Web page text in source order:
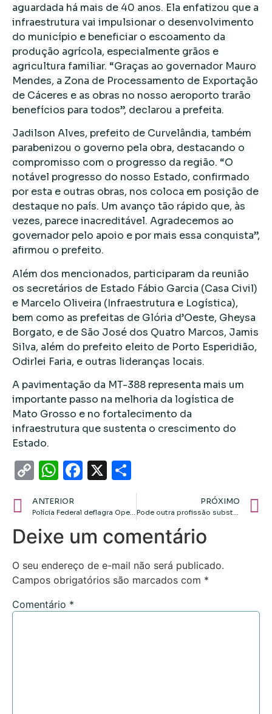
aguardada há mais de 40 anos. Ela enfatizou que a
infraestrutura vai impulsionar o desenvolvimento
do município e beneficiar o escoamento da
produção agrícola, especialmente grãos e
agricultura familiar. “Graças ao governador Mauro
Mendes, a Zona de Processamento de Exportação
de Cáceres e as obras no nosso aeroporto trarão
benefícios para todos”, declarou a prefeita.
Jadilson Alves, prefeito de Curvelândia, também
parabenizou o governo pela obra, destacando o
compromisso com o progresso da região. “O
notável progresso do nosso Estado, confirmado
por esta e outras obras, nos coloca em posição de
destaque no país. Um avanço tão rápido que, às
vezes, parece inacreditável. Agradecemos ao
governador pelo apoio e por mais essa conquista”,
afirmou o prefeito.
Além dos mencionados, participaram da reunião
os secretários de Estado Fábio Garcia (Casa Civil)
e Marcelo Oliveira (Infraestrutura e Logística),
bem como as prefeitas de Glória d’Oeste, Gheysa
Borgato, e de São José dos Quatro Marcos, Jamis
Silva, além do prefeito eleito de Porto Esperidião,
Odirlei Faria, e outras lideranças locais.
A pavimentação da MT-388 representa mais um
importante passo na melhoria da logística de
Mato Grosso e no fortalecimento da
infraestrutura que sustenta o crescimento do
Estado.
CopyWhatsApp
Facebook
X
ANTERIOR
Polícia Federal deflagra Operação Sisamnes para investigar esquema de venda de sentenças e corrupção no TJMT
PRÓXIMO
Pode outra profissão substituir o engenheiro florestal no manejo florestal sem prejuízo ao meio ambiente?
Deixe um comentário
O seu endereço de e-mail não será publicado.
Campos obrigatórios são marcados com *
Comentário *